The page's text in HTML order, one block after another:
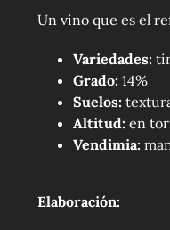
Un vino que es el
Variedades:
Grado: 14%
Suelos:
Altitud: en
Vendimia:
Elaboración: